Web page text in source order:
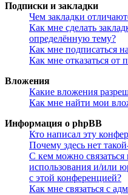
Подписки и закладки
Чем закладки
Как мне сделать
определённую тему?
Как мне подписаться
Как мне отказаться от
Вложения
Какие вложения
Как мне найти мои
Информация о phpBB
Кто написал эту
Почему здесь нет
С кем можно связаться
использования и/или
с этой конференцией?
Как мне связаться с